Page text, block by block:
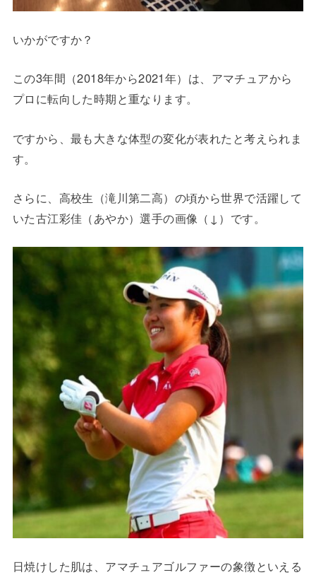
いかがですか？
この3年間（2018年から2021年）は、アマチュアから
プロに転向した時期と重なります。
ですから、最も大きな体型の変化が表れたと考えられま
す。
さらに、高校生（滝川第二高）の頃から世界で活躍して
いた古江彩佳（あやか）選手の画像（↓）です。
日焼けした肌は、アマチュアゴルファーの象徴といえる